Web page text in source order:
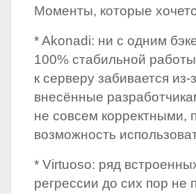
Моменты, которые
* Akonadi: ни с одним
100% стабильной
к серверу забивается
внесённые
не совсем корректными,
возможность
* Virtuoso: ряд
регрессии до сих пор не